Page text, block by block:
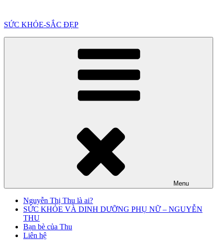
phần
SỨC KHỎE-SẮC ĐẸP
Menu
Nguyễn Thị Thu là ai?
SỨC KHỎE VÀ DINH DƯỠNG PHỤ NỮ – NGUYỄN
THU
Bạn bè của Thu
Liên hệ